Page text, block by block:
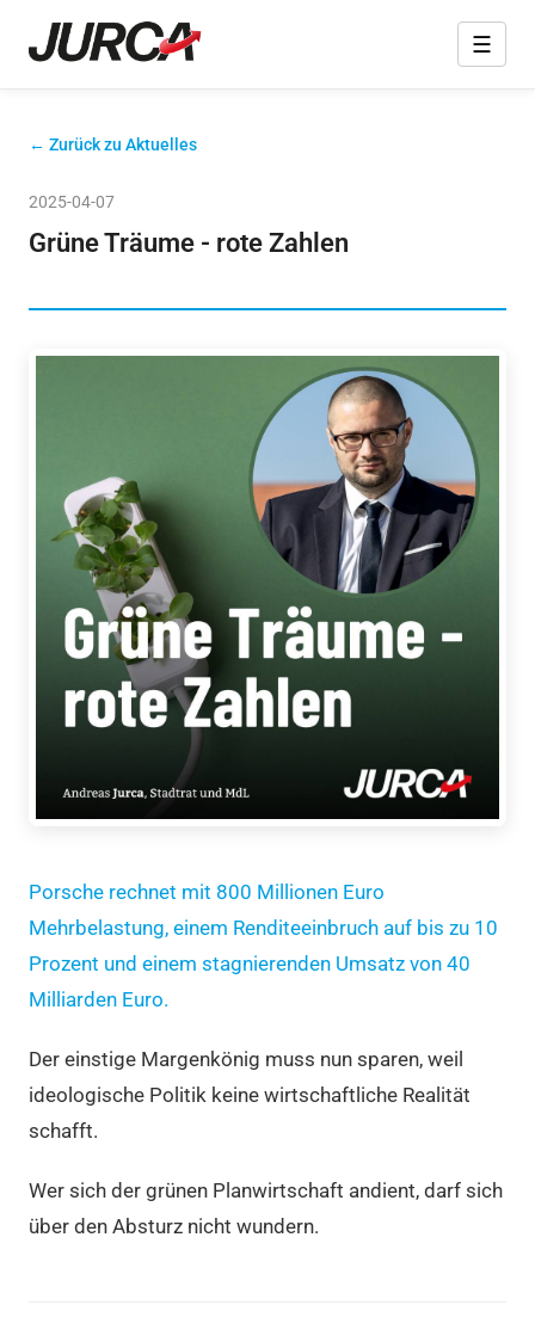
☰
← Zurück zu Aktuelles
2025-04-07
Grüne Träume - rote Zahlen
Porsche rechnet mit 800 Millionen Euro
Mehrbelastung, einem Renditeeinbruch auf bis zu 10
Prozent und einem stagnierenden Umsatz von 40
Milliarden Euro.
Der einstige Margenkönig muss nun sparen, weil
ideologische Politik keine wirtschaftliche Realität
schafft.
Wer sich der grünen Planwirtschaft andient, darf sich
über den Absturz nicht wundern.